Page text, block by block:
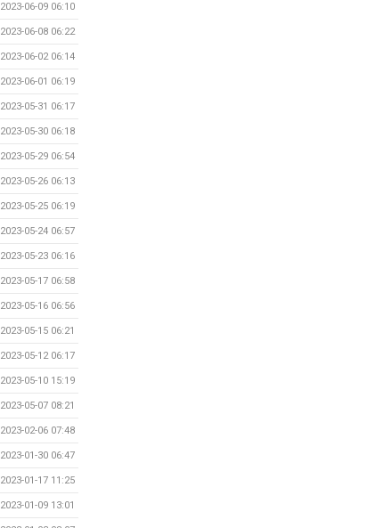
2023-06-09 06:10
2023-06-08 06:22
2023-06-02 06:14
2023-06-01 06:19
2023-05-31 06:17
2023-05-30 06:18
2023-05-29 06:54
2023-05-26 06:13
2023-05-25 06:19
2023-05-24 06:57
2023-05-23 06:16
2023-05-17 06:58
2023-05-16 06:56
2023-05-15 06:21
2023-05-12 06:17
2023-05-10 15:19
2023-05-07 08:21
2023-02-06 07:48
2023-01-30 06:47
2023-01-17 11:25
2023-01-09 13:01